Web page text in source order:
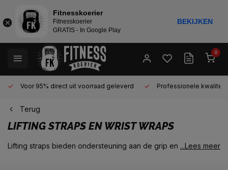
0
Voor 95% direct uit voorraad geleverd Professionele kwaliteit
Terug
LIFTING STRAPS EN WRIST WRAPS
Lifting straps bieden ondersteuning aan de grip en zorgen
...Lees meer
Fitnesskoerier
Fitnesskoerier
GRATIS - In Google Play
BEKIJKEN